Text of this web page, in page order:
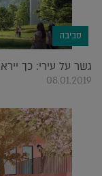
סביבה
גשר על עירי: כך
08.01.2019